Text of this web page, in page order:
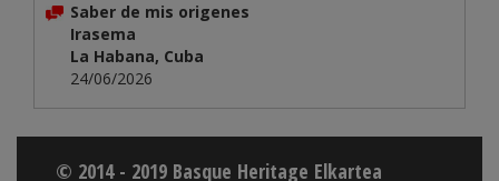
Saber de mis origenes
Irasema
La Habana, Cuba
24/06/2026
© 2014 - 2019 Basque Heritage Elkartea